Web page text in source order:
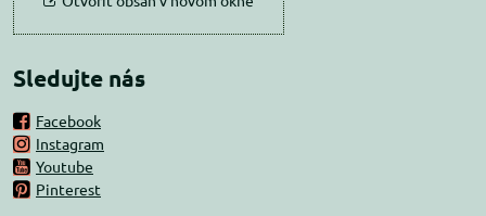
Sledujte nás
Facebook
Instagram
Youtube
Pinterest